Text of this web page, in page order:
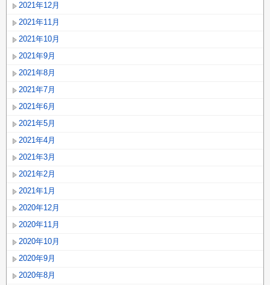
2021年12月
2021年11月
2021年10月
2021年9月
2021年8月
2021年7月
2021年6月
2021年5月
2021年4月
2021年3月
2021年2月
2021年1月
2020年12月
2020年11月
2020年10月
2020年9月
2020年8月